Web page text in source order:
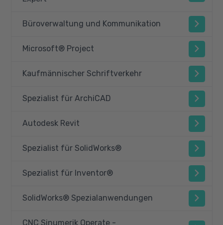
Büroverwaltung und Kommunikation
Microsoft® Project
Kaufmännischer Schriftverkehr
Spezialist für ArchiCAD
Autodesk Revit
Spezialist für SolidWorks®
Spezialist für Inventor®
SolidWorks® Spezialanwendungen
CNC Sinumerik Operate -